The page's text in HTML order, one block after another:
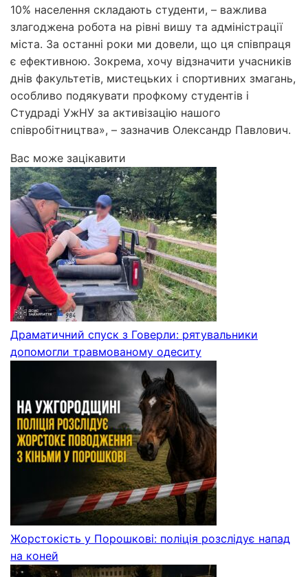
10% населення складають студенти, – важлива
злагоджена робота на рівні вишу та адміністрації
міста. За останні роки ми довели, що ця співпраця
є ефективною. Зокрема, хочу відзначити учасників
днів факультетів, мистецьких і спортивних змагань,
особливо подякувати профкому студентів і
Студраді УжНУ за активізацію нашого
співробітництва», – зазначив Олександр Павлович.
Вас може зацікавити
Драматичний спуск з Говерли: рятувальники
допомогли травмованому одеситу
Жорстокість у Порошкові: поліція розслідує напад
на коней